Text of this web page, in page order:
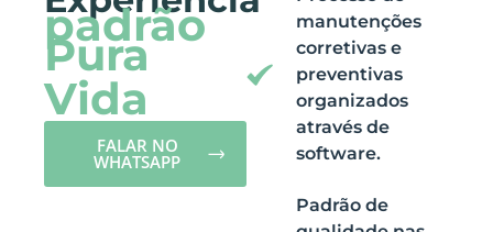
padrão
Pura
Vida
FALAR NO
WHATSAPP
manutenções
corretivas e
preventivas
organizados
através de
software.
Padrão de